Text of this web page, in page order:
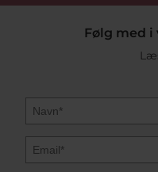
Følg med i